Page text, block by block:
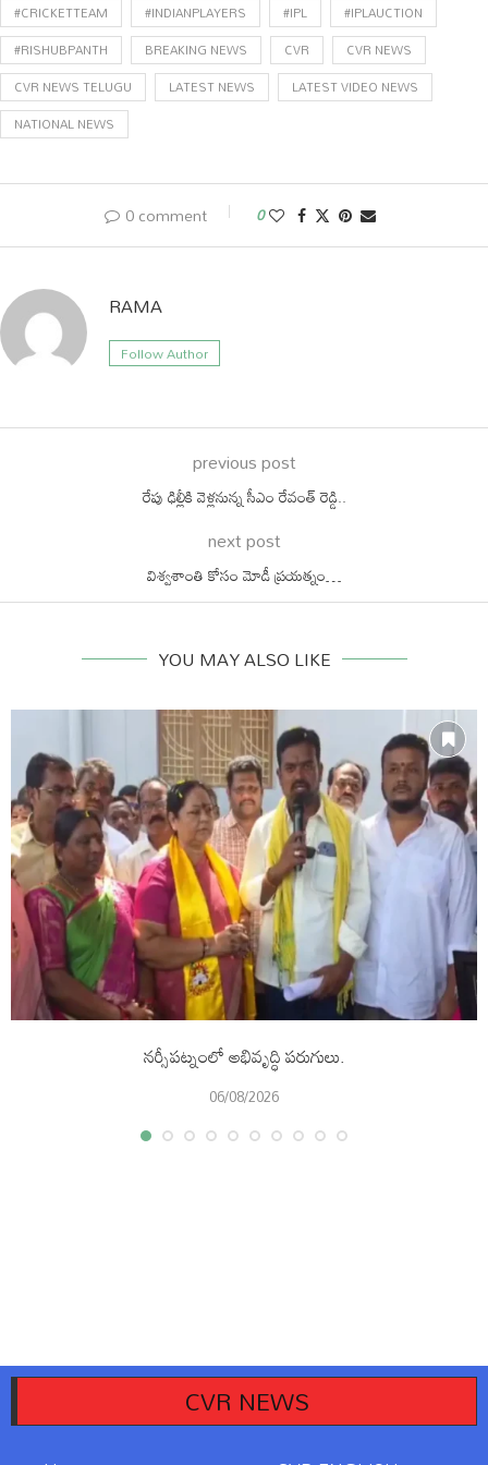
#CRICKETTEAM #INDIANPLAYERS #IPL
#IPLAUCTION
#RISHUBPANTH
BREAKING NEWS CVR
CVR NEWS
CVR NEWS TELUGU
LATEST NEWS
LATEST VIDEO NEWS
NATIONAL NEWS
0 comment 0
RAMA
Follow Author
previous post
రేపు ఢిల్లీకి వెళ్లనున్న సీఎం రేవంత్ రెడ్డి..
next post
విశ్వశాంతి కోసం మోడీ ప్రయత్నం…
YOU MAY ALSO LIKE
నర్సీపట్నంలో అభివృద్ధి పరుగులు.
06/08/2026
CVR NEWS